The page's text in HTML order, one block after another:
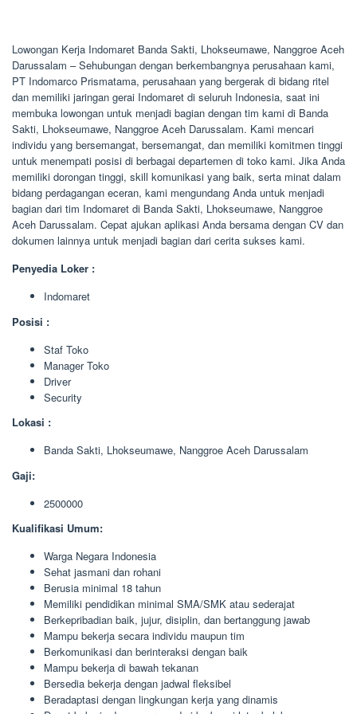
Lowongan Kerja Indomaret Banda Sakti, Lhokseumawe, Nanggroe Aceh
Darussalam – Sehubungan dengan berkembangnya perusahaan kami,
PT Indomarco Prismatama, perusahaan yang bergerak di bidang ritel
dan memiliki jaringan gerai Indomaret di seluruh Indonesia, saat ini
membuka lowongan untuk menjadi bagian dengan tim kami di Banda
Sakti, Lhokseumawe, Nanggroe Aceh Darussalam. Kami mencari
individu yang bersemangat, bersemangat, dan memiliki komitmen tinggi
untuk menempati posisi di berbagai departemen di toko kami. Jika Anda
memiliki dorongan tinggi, skill komunikasi yang baik, serta minat dalam
bidang perdagangan eceran, kami mengundang Anda untuk menjadi
bagian dari tim Indomaret di Banda Sakti, Lhokseumawe, Nanggroe
Aceh Darussalam. Cepat ajukan aplikasi Anda bersama dengan CV dan
dokumen lainnya untuk menjadi bagian dari cerita sukses kami.
Penyedia Loker :
Indomaret
Posisi :
Staf Toko
Manager Toko
Driver
Security
Lokasi :
Banda Sakti, Lhokseumawe, Nanggroe Aceh Darussalam
Gaji:
2500000
Kualifikasi Umum:
Warga Negara Indonesia
Sehat jasmani dan rohani
Berusia minimal 18 tahun
Memiliki pendidikan minimal SMA/SMK atau sederajat
Berkepribadian baik, jujur, disiplin, dan bertanggung jawab
Mampu bekerja secara individu maupun tim
Berkomunikasi dan berinteraksi dengan baik
Mampu bekerja di bawah tekanan
Bersedia bekerja dengan jadwal fleksibel
Beradaptasi dengan lingkungan kerja yang dinamis